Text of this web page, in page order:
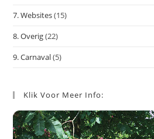
7. Websites(15)
8. Overig(22)
9. Carnaval(5)
Klik Voor Meer Info: